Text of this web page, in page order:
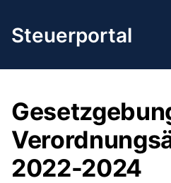
Inhalt
springen
Steuerportal
2022-2024